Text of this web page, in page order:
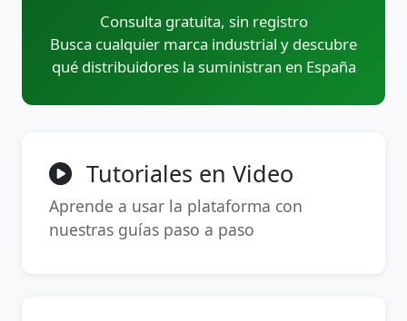
Consulta gratuita, sin registro
Busca cualquier marca industrial y descubre
qué distribuidores la suministran en España
Tutoriales en Video
Aprende a usar la plataforma con
nuestras guías paso a paso